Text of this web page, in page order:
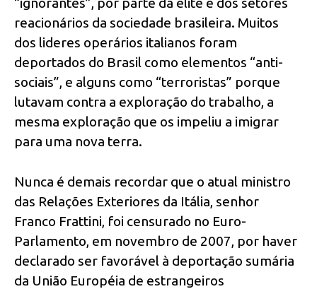
reacionários da sociedade brasileira. Muitos
dos lideres operários italianos foram
deportados do Brasil como elementos “anti-
sociais”, e alguns como “terroristas” porque
lutavam contra a exploração do trabalho, a
mesma exploração que os impeliu a imigrar
para uma nova terra.
Nunca é demais recordar que o atual ministro
das Relações Exteriores da Itália, senhor
Franco Frattini, foi censurado no Euro-
Parlamento, em novembro de 2007, por haver
declarado ser favorável à deportação sumária
da União Européia de estrangeiros